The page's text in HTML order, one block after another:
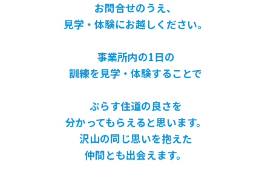
お問合せのうえ、
見学・体験にお越しください。
事業所内の1日の
訓練を見学・体験することで
ぷらす住道の良さを
分かってもらえると思います。
沢山の同じ思いを抱えた
仲間とも出会えます。